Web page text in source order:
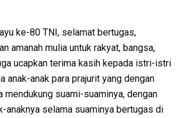
ke-80 TNI, selamat bertugas,
amanah mulia untuk rakyat, bangsa,
ucapkan terima kasih kepada istri-istri
anak-anak para prajurit yang dengan
mendukung suami-suaminya, dengan
anaknya selama suaminya bertugas di